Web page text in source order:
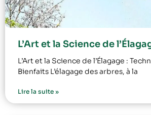
L’Art et la Science de
L’Art et la Science de l’Élagage :
Bienfaits L’élagage des arbres, à la
Lire la suite »